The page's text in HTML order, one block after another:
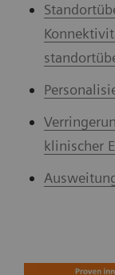
klinischer